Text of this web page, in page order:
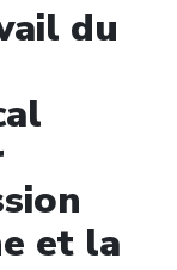
du
et la